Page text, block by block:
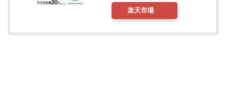
楽天市場